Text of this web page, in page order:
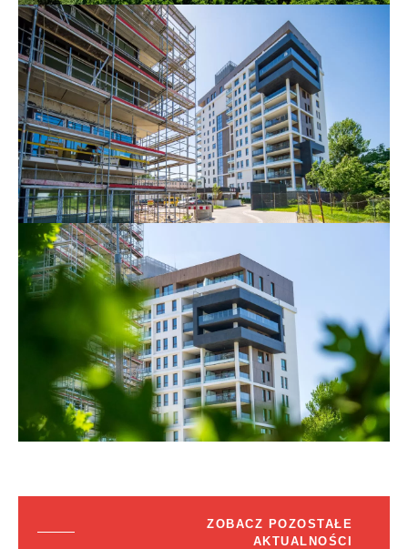
ZOBACZ POZOSTAŁE
AKTUALNOŚCI